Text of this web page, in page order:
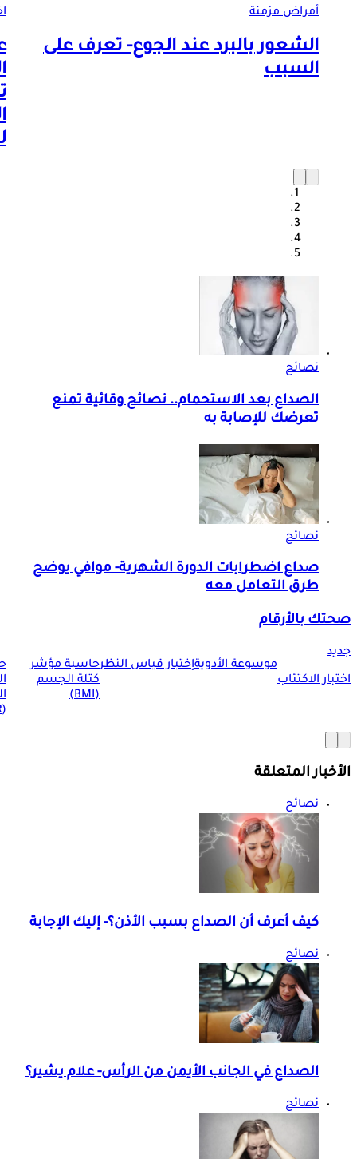
أمراض مزمنة
الشعور بالبرد عند الجوع- تعرف على
السبب
نصائح
الصداع بعد الاستحمام.. نصائح وقائية تمنع
تعرضك للإصابة به
نصائح
صداع اضطرابات الدورة الشهرية- موافي يوضح
طرق التعامل معه
صحتك بالأرقام
جديد
اختبار الاكتئاب
موسوعة الأدويةإختبار قياس النظرحاسبة مؤشر
كتلة الجسم
(BMI)
(BMR)
الأخبار المتعلقة
نصائح
كيف أعرف أن الصداع بسبب الأذن؟- إليك الإجابة
نصائح
الصداع في الجانب الأيمن من الرأس- علام يشير؟
نصائح